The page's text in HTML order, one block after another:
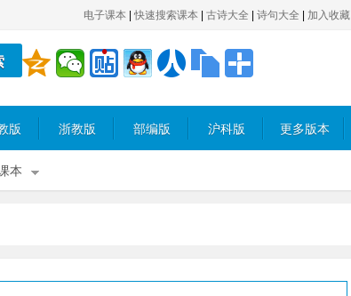
电子课本 快速搜索课本 古诗大全 诗句大全 加入收藏
版 浙教版 部编版 沪科版 更多版本
本